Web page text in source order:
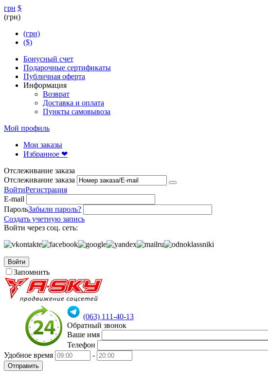
грн $
(грн)
(грн)
($)
Бонусный счет
Подарочные сертификаты
Публичная оферта
Информация
Возврат
Доставка и оплата
Пункты самовывоза
Мой профиль
Мои заказы
Избранное ❤
Отслеживание заказа
Отслеживание заказа
ВойтиРегистрация
E-mail
ПарольЗабыли пароль?
Создать учетную запись
Войти через соц. сеть:
Войти
Запомнить
(063) 111-40-13
Обратный звонок
Ваше имя
Телефон
Удобное время
-
Отправить